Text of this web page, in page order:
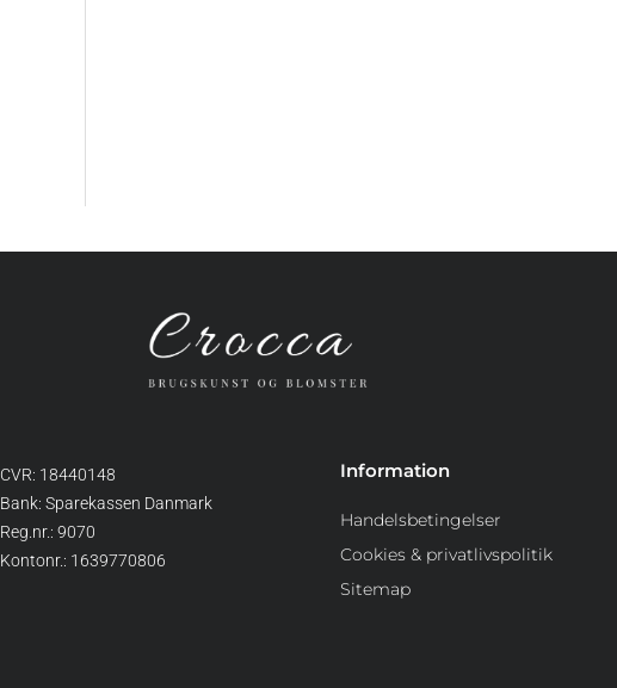
CVR: 18440148
Bank: Sparekassen Danmark
Reg.nr.: 9070
Kontonr.: 1639770806
Information
Handelsbetingelser
Cookies & privatlivspolitik
Sitemap